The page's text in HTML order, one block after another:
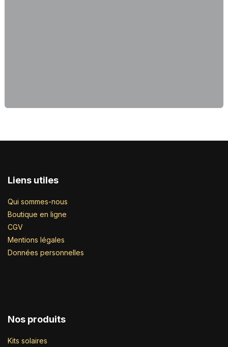
Liens utiles
Qui sommes-nous
Boutique en ligne
CGV
Mentions légales
Données personnelles
Nos produits
Kits solaires